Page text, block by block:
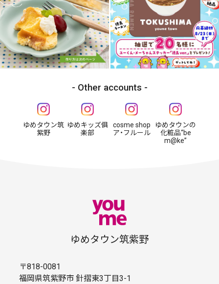
Other accounts
ゆめタウン筑
紫野
ゆめキッズ俱
楽部
cosme shop
ア・フルール
ゆめタウンの
化粧品“be
m@ke”
ゆめタウン筑紫野
〒818-0081
福岡県筑紫野市 針摺東3丁目3-1